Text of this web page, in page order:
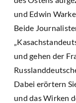
und Edwin
Beide
und gehen der
Dabei erörtern
und das Wirken